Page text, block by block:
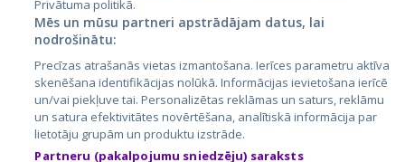
City24.lv
City24.ee
GetaPro.lv
GetaPro.ee
Skelbiu.lt
CVbankas.lt
Kainos.lt
Paslaugos.lt
auto24.ee
Privātuma politikā.
Mēs un mūsu partneri apstrādājam datus, lai
nodrošinātu:
Precīzas atrašanās vietas izmantošana. Ierīces parametru aktīva
skenēšana identifikācijas nolūkā. Informācijas ievietošana ierīcē
un/vai piekļuve tai. Personalizētas reklāmas un saturs, reklāmu
un satura efektivitātes novērtēšana, analītiskā informācija par
lietotāju grupām un produktu izstrāde.
Partneru (pakalpojumu sniedzēju) saraksts